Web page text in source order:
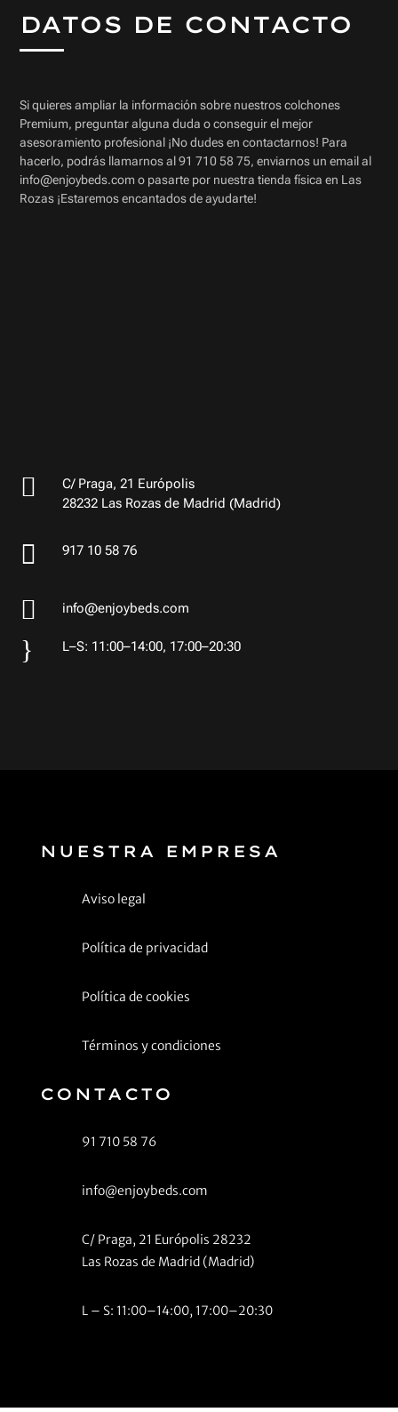
DATOS DE CONTACTO
Si quieres ampliar la información sobre nuestros colchones
Premium, preguntar alguna duda o conseguir el mejor
asesoramiento profesional ¡No dudes en contactarnos! Para
hacerlo, podrás llamarnos al 91 710 58 75, enviarnos un email al
info@enjoybeds.com o pasarte por nuestra tienda física en Las
Rozas ¡Estaremos encantados de ayudarte!

C/ Praga, 21 Európolis
28232 Las Rozas de Madrid (Madrid)
 917 10 58 76
 info@enjoybeds.com
} L–S: 11:00–14:00, 17:00–20:30
NUESTRA EMPRESA
Aviso legal
Política de privacidad
Política de cookies
Términos y condiciones
CONTACTO
91 710 58 76
info@enjoybeds.com
C/ Praga, 21 Európolis 28232
Las Rozas de Madrid (Madrid)
L – S: 11:00–14:00, 17:00–20:30